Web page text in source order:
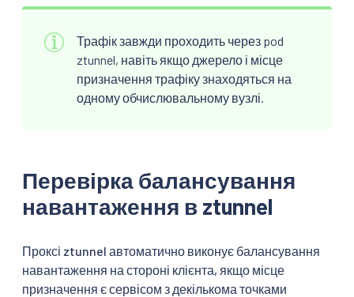
Трафік завжди проходить через pod
ztunnel, навіть якщо джерело і місце
призначення трафіку знаходяться на
одному обчислювальному вузлі.
Перевірка балансування
навантаження в ztunnel
Проксі ztunnel автоматично виконує балансування
навантаження на стороні клієнта, якщо місце
призначення є сервісом з декількома точками